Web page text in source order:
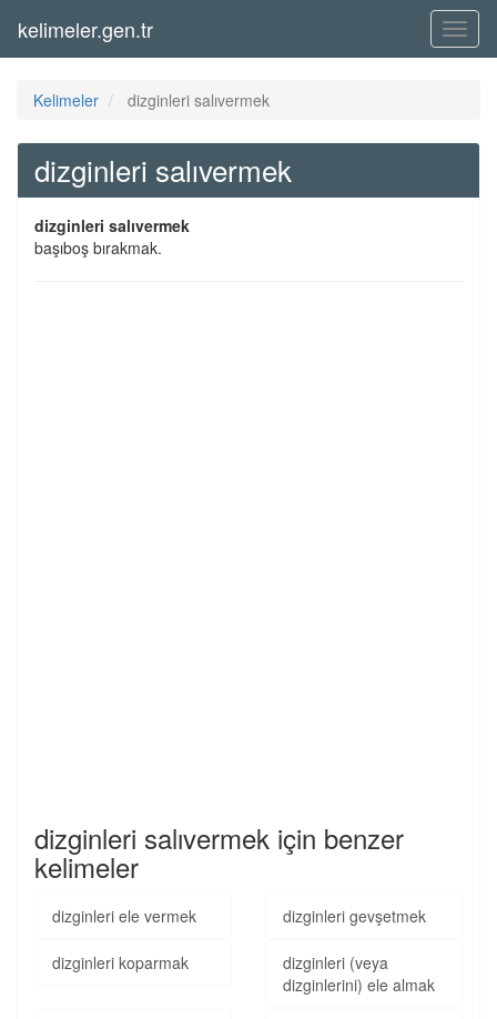
Menü
kelimeler.gen.tr
Kelimeler dizginleri salıvermek
dizginleri salıvermek
dizginleri salıvermek
başıboş bırakmak.
dizginleri salıvermek için benzer
kelimeler
dizginleri ele vermek dizginleri gevşetmek
dizginleri koparmak
dizginleri (veya
dizginlerini) ele almak